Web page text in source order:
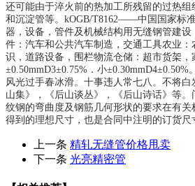
还可能由于淬火前的热加工所残留的过热
和沉淀管等。kOGB/T8162——中国国家标
器，设备，管件及机械结构用无缝钢管建
件：汽车和公共汽车制造，交通工具农业
识，道路设备，围栏物流仓储：超市货架，
±0.50mmD3±0.75%．小
风光过手春冰滑。十事违人常七八。不将
山集》，《后山谈丛》，《后山诗话》等
纹钢的弯曲度及钢筋几何形状的要求在有
得到的理想尺寸，也是合同中注明的订货尺
上一条 精轧无缝管价格甩卖
下一条 光亮精密管